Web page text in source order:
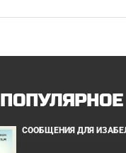
ПОПУЛЯРНОЕ
СООБЩЕНИЯ ДЛЯ